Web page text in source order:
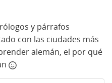
y párrafos
con las ciudades más
alemán, el por qué